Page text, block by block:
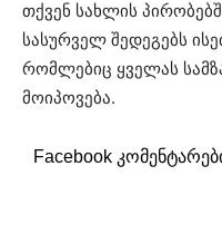
თქვენ სახლის
სასურველ შედეგებს
რომლებიც ყველას
მოიპოვება.
Facebook